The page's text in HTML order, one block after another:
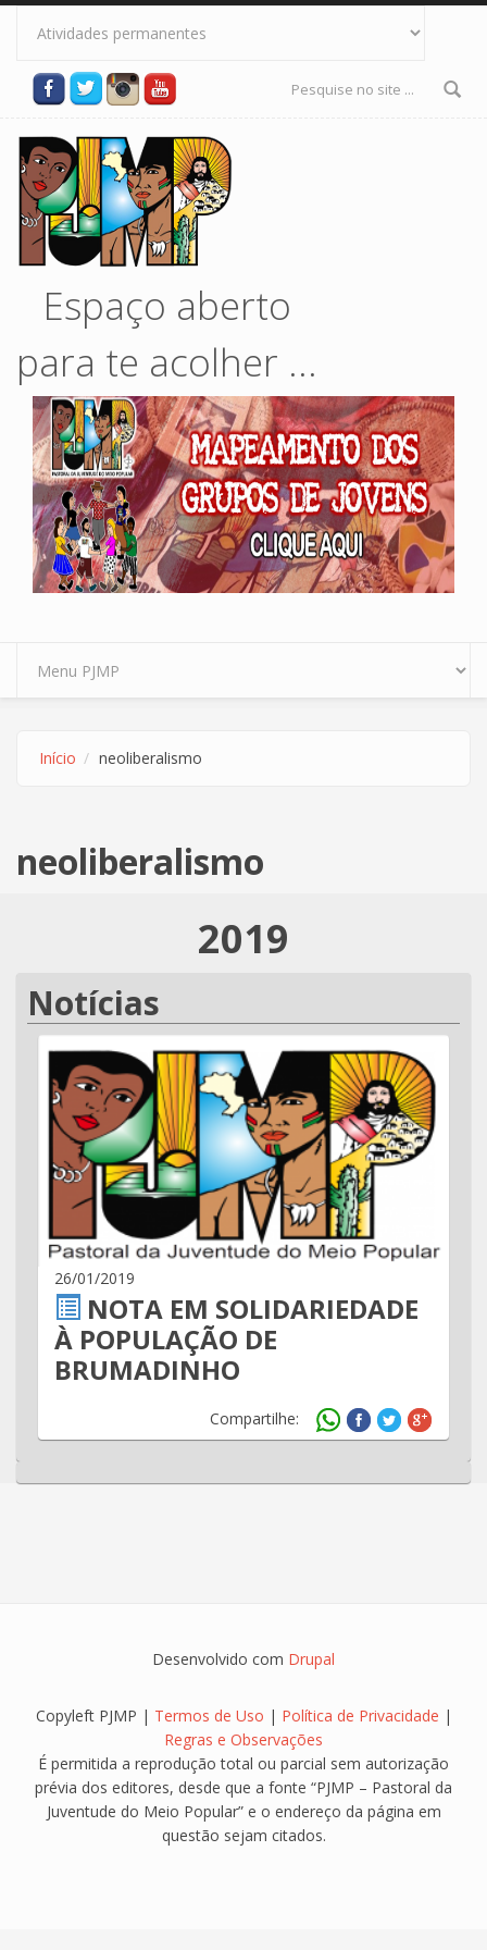
Pular para o conteúdo principal
Formulário
Espaço aberto
para te acolher ...
Início neoliberalismo
neoliberalismo
2019
Notícias
26/01/2019
NOTA EM SOLIDARIEDADE
À POPULAÇÃO DE
BRUMADINHO
Compartilhe:
Desenvolvido com Drupal
Copyleft PJMP | Termos de Uso | Política de Privacidade |
Regras e Observações
É permitida a reprodução total ou parcial sem autorização
prévia dos editores, desde que a fonte “PJMP – Pastoral da
Juventude do Meio Popular” e o endereço da página em
questão sejam citados.